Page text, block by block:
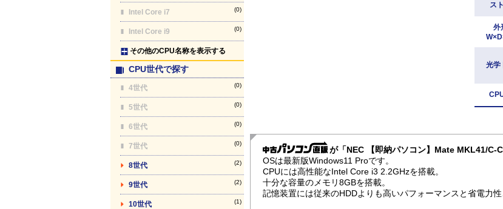
Intel Core i7 (0)
Intel Core i9 (0)
その他のCPU名称を表示する
CPU世代で探す
4世代 (0)
5世代 (0)
6世代 (0)
7世代 (0)
8世代 (2)
9世代 (2)
10世代 (1)
ス
外
光学
が「NEC 【即納パソコン】Mate MKL41/C-
OSは最新版Windows11 Proです。
CPUには高性能なIntel Core i3 2.2GHzを搭載。
十分な容量のメモリ8GBを搭載。
記憶装置には従来のHDDよりも高いパフォーマンスと省電力